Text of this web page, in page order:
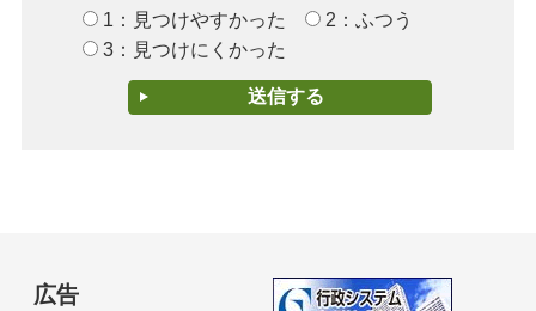
1：見つけやすかった
2：ふつう
3：見つけにくかった
広告